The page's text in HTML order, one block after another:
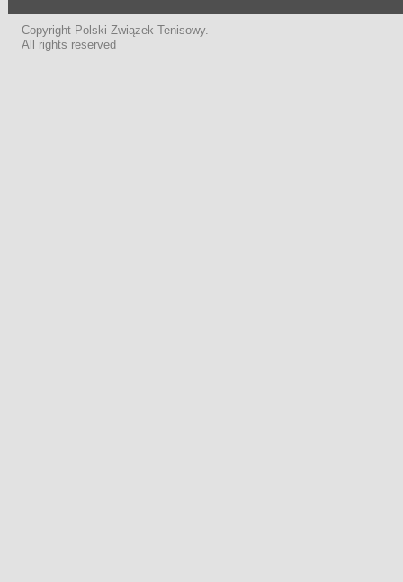
Copyright Polski Związek Tenisowy.
All rights reserved